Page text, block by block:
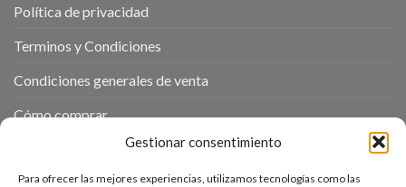
Gestionar consentimiento
Para ofrecer las mejores experiencias, utilizamos tecnologías como las
Política de privacidad
Terminos y Condiciones
Condiciones generales de venta
Cómo comprar
Política de cookies